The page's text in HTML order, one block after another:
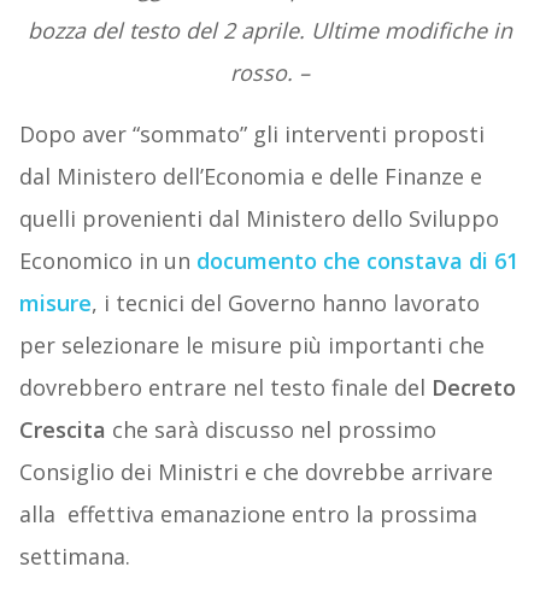
bozza del testo del 2 aprile. Ultime modifiche in
rosso. –
Dopo aver “sommato” gli interventi proposti
dal Ministero dell’Economia e delle Finanze e
quelli provenienti dal Ministero dello Sviluppo
Economico in un documento che constava di 61
misure, i tecnici del Governo hanno lavorato
per selezionare le misure più importanti che
dovrebbero entrare nel testo finale del Decreto
Crescita che sarà discusso nel prossimo
Consiglio dei Ministri e che dovrebbe arrivare
alla effettiva emanazione entro la prossima
settimana.